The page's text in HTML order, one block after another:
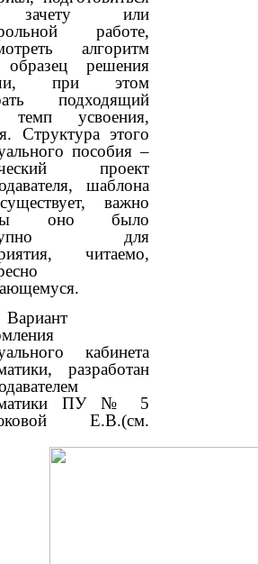
или
работе,
алгоритм
решения
при этом
подходящий
усвоения,
Структура этого
пособия –
проект
шаблона
важно
оно было
для
читаемо,
Вариант
кабинета
разработан
ПУ № 5
Е.В.(см.